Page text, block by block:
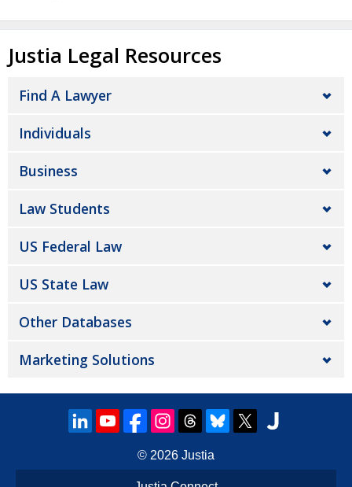
Justia Legal Resources
Find A Lawyer
Individuals
Business
Law Students
US Federal Law
US State Law
Other Databases
Marketing Solutions
© 2026 Justia